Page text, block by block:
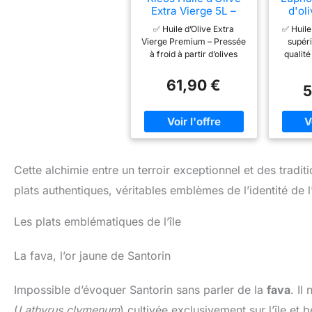
Extra Vierge 5L –
Riche en
Polyphénols –
Pressée à Froid –
Récolte 2025/26 –
Qualité Premium –
✅ Huile d’Olive Extra
Vierge Premium – Pressée
à froid à partir d’olives
main en Messénie, Grèce,
pour un goût et une qualité
& Naturelle – Sans
additifs, sans
conservateurs –
d’olive riche en
polyphénols et en
antioxydants. 🏆 Qualité
selon des méthodes
entre des notes fruitées,
Plats – Idéale pour les
salades, les trempettes,
61,90 €
✅
faible
finale
Cette alchimie entre un terroir exceptionnel et des
plats authentiques, véritables emblèmes de l’identité de
Les plats emblématiques de l’île
La fava, l’or jaune de Santorin
Impossible d’évoquer Santorin sans parler de la fava. Il